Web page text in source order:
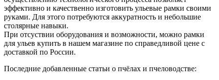
эффективно и качественно изготовить ульевые рамки своими
руками. Для этого потребуются аккуратность и небольшие
столярные навыки.
При отсуствии оборудования и возможности, можно рамки
для ульев купить в нашем магазине по справедливой цене с
доставкой по России.
Последние добавленные статьи о пчёлах и пчеловодстве: